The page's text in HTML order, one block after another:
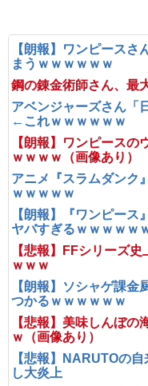
【朗報】ワンピースさ
まうｗｗｗｗｗｗ
鋼の錬金術師さん、最
アベンジャーズさん「
←これｗｗｗｗｗｗ
【朗報】ワンピースの
ｗｗｗｗ（画像あり）
アニメ『スラムダンク
ｗｗｗｗｗ
【朗報】『ワンピー
ヤバすぎるｗｗｗｗｗ
【悲報】FFシリーズ
ｗｗｗ
【朗報】ソシャゲ課
つかるｗｗｗｗｗｗ
【悲報】美味しんぼの
ｗ（画像あり）
【悲報】NARUTOの
し大炎上